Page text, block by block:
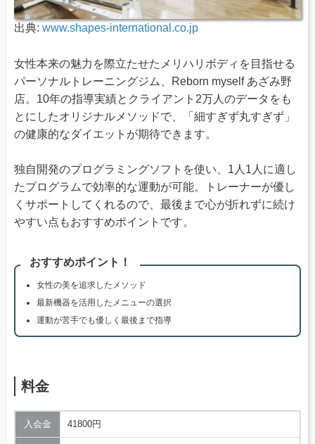
出典: www.shapes-international.co.jp
女性本来の魅力を際立たせたメリハリボディを目指せる
パーソナルトレーニングジム、Reborn myself あざみ野
店。10年の指導実績とクライアント2万人のデータをも
とにしたオリジナルメソッドで、「細すぎず丸すぎず」
の健康的なダイエットが期待できます。
独自開発のプログラミングソフトを使い、1人1人に適し
たプログラムで効率的な運動が可能。トレーナーが優し
くサポートしてくれるので、最後まで心が折れずに続け
やすい点もおすすめポイントです。
おすすめポイント！
女性の美を追求したメソッド
最新機器を活用したメニューの選択
運動が苦手でも優しく最後まで指導
料金
入会金 41800円